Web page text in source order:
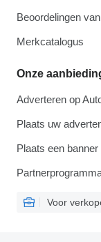
Beoordelingen
Merkcatalogus
Onze
Adverteren op
Plaats uw
Plaats een banner
Voor